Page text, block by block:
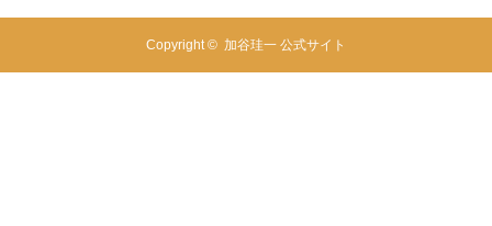
Copyright © 加谷珪一 公式サイト